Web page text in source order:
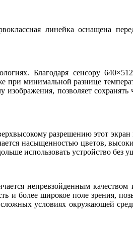
линейка оснащена
Благодаря сенсору
при минимальной разнице
позволяет сохранять
разрешению этот экран
насыщенностью цветов,
использовать устройство без
непревзойденным качеством
и более широкое поле зрения,
условиях окружающей